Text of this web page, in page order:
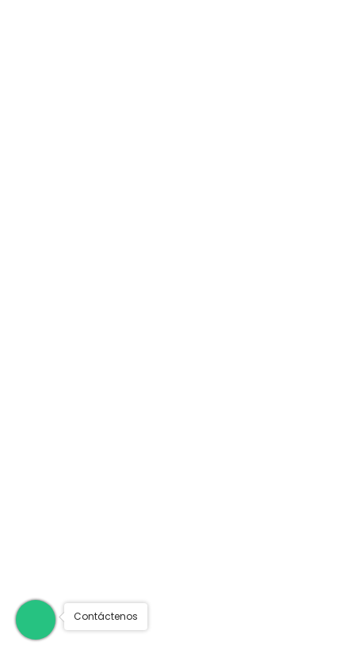
Contáctenos